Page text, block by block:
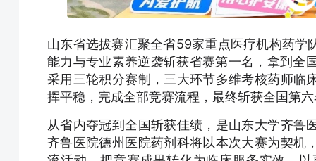
山东省选拔赛汇聚全省59家重点医疗机构药
能力与专业素养逆袭斩获省赛第一名，拿到全
采用三轮积分赛制，三大环节多维考核药师临
挥平稳，完成全部竞赛流程，最终斩获全国第
从省内夺冠到全国斩获佳绩，是山东大学齐鲁
齐鲁医院德州医院药剂科将以本次大赛为契机